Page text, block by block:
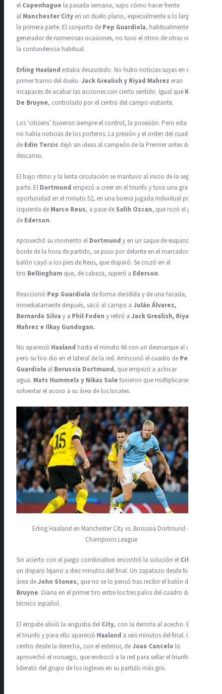
el Copenhague la pasada semana, supo cómo hacer frente
al Manchester City en un duelo plano, especialmente a lo largo de
la primera parte. El conjunto de Pep Guardiola, habitualmente
generador de numerosas ocasiones, no tuvo el ritmo de otras veces ni
la contundencia habitual.
Erling Haaland estaba desasistido. No hubo noticias suyas en el
primer tramo del duelo. Jack Grealish y Riyad Mahrez eran
incapaces de acabar las acciones con cierto sentido. Igual que Kevin
De Bruyne, controlado por el centro del campo visitante.
Los ‘citizens’ tuvieron siempre el control, la posesión. Pero esta vez
no había noticias de los porteros. La presión y el orden del cuadro
de Edin Terzic dejó sin ideas al campeón de la Premier antes del
descanso.
El bajo ritmo y la lenta circulación se mantuvo al inicio de la segunda
parte. El Dortmund empezó a creer en el triunfo y tuvo una gran
oportunidad en el minuto 52, en una buena jugada individual por la
izquierda de Marco Reus, a pase de Salih Ozcan, que rozó el palo
de Ederson.
Aprovechó su momento el Dortmund y en un saque de esquina, al
borde de la hora de partido, se puso por delante en el marcador. El
balón cayó a los pies de Reus, que disparó. Se cruzó en el
tiro Bellingham que, de cabeza, superó a Ederson.
Reaccionó Pep Guardiola de forma decidida y de una tacada,
inmediatamente después, sacó al campo a Julán Álvarez,
Bernardo Silva y a Phil Foden y retiró a Jack Grealish, Riyad
Mahrez e Ilkay Gundogan.
No apareció Haaland hasta el minuto 66 con un desmarque al uso,
pero su tiro dio en el lateral de la red. Arrinconó el cuadro de Pep
Guardiola al Borussia Dortmund, que empezó a achicar
agua. Mats Hummels y Nikas Sule tuvieron que multiplicarse y
solventar el acoso a su área de los locales.
Erling Haaland en Manchester City vs. Borussia Dortmund –
Champions League
Sin acierto con el juego combinativo encontró la solución el City
un disparo lejano a diez minutos del final. Un zapatazo desde fuera del
área deJohn Stones, que no se lo pensó tras recibir el balón de
Bruyne. Diana en el primer tiro entre los tres palos del cuadro del
técnico español.
El empate alivió la angustia del City, con la derrota al acecho. Buscó
el triunfo y para ello apareció Haaland a seis minutos del final. Un
centro desde la derecha, con el exterior, deJoao Cancelo lo
aprovechó el noruego, que embocó a la red para sellar el triunfo y el
liderato del grupo de los ingleses en su partido más gris.